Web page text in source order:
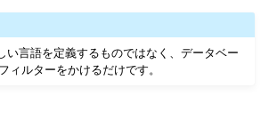
い言語を定義するものではなく、データベー
ィルターをかけるだけです。